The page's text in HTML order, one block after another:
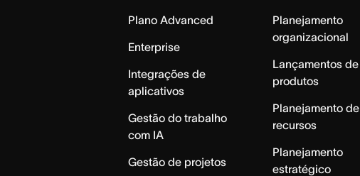
Plano Advanced
Enterprise
Integrações de
aplicativos
Gestão do trabalho
com IA
Gestão de projetos
Planejamento
organizacional
Lançamentos de
produtos
Planejamento de
recursos
Planejamento
estratégico